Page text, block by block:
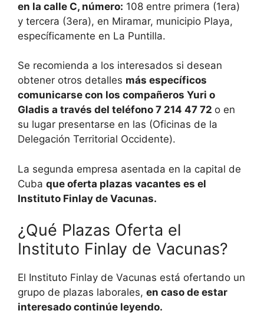
en la calle C, número: 108 entre primera (1era)
y tercera (3era), en Miramar, municipio Playa,
específicamente en La Puntilla.
Se recomienda a los interesados si desean
obtener otros detalles más específicos
comunicarse con los compañeros Yuri o
Gladis a través del teléfono 7 214 47 72 o en
su lugar presentarse en las (Oficinas de la
Delegación Territorial Occidente).
La segunda empresa asentada en la capital de
Cuba que oferta plazas vacantes es el
Instituto Finlay de Vacunas.
¿Qué Plazas Oferta el
Instituto Finlay de Vacunas?
El Instituto Finlay de Vacunas está ofertando un
grupo de plazas laborales, en caso de estar
interesado continúe leyendo.